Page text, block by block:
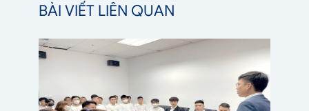
BÀI VIẾT LIÊN QUAN